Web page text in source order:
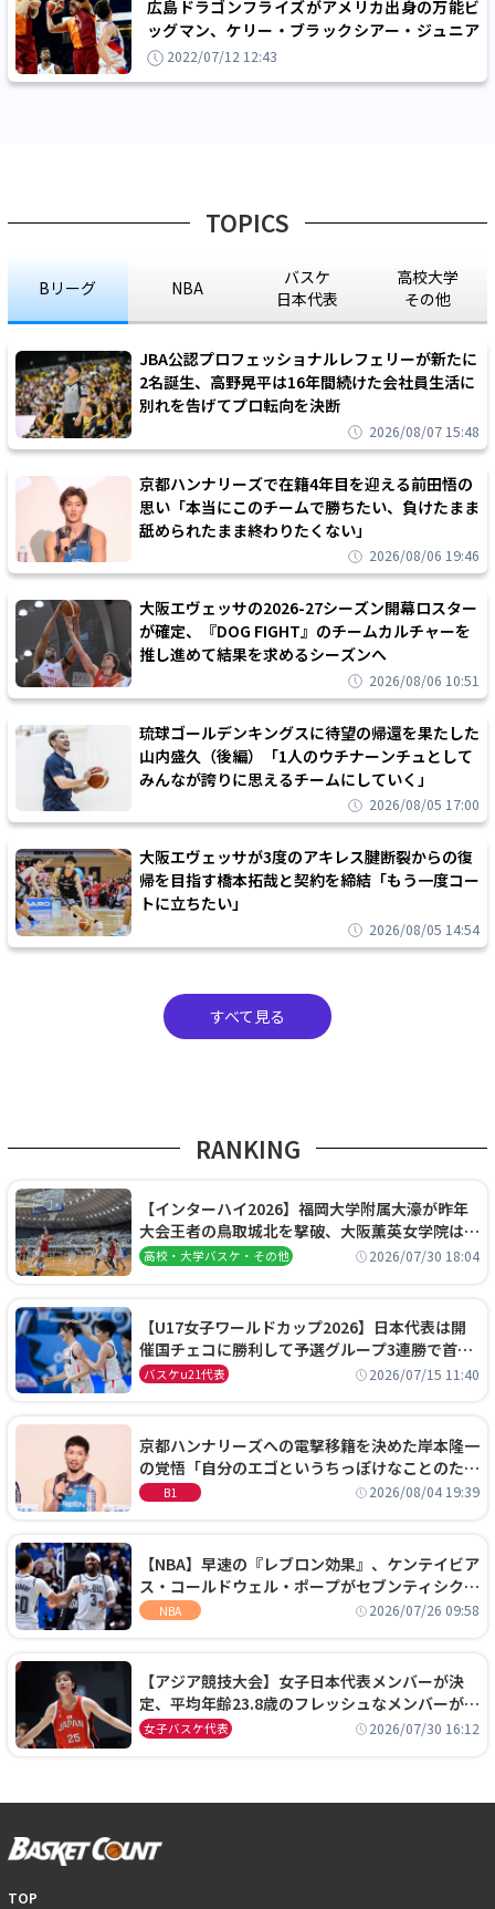
広島ドラゴンフライズがアメリカ出身の万能ビ
ッグマン、ケリー・ブラックシアー・ジュニア
を獲得2022/07/12 12:43
TOPICS
Bリーグ NBA
バスケ
日本代表
高校大学
その他
JBA公認プロフェッショナルレフェリーが新たに
2名誕生、高野晃平は16年間続けた会社員生活に
別れを告げてプロ転向を決断
2026/08/07 15:48
京都ハンナリーズで在籍4年目を迎える前田悟の
思い「本当にこのチームで勝ちたい、負けたまま
舐められたまま終わりたくない」
2026/08/06 19:46
大阪エヴェッサの2026-27シーズン開幕ロスター
が確定、『DOG FIGHT』のチームカルチャーを
推し進めて結果を求めるシーズンへ
2026/08/06 10:51
琉球ゴールデンキングスに待望の帰還を果たした
山内盛久（後編）「1人のウチナーンチュとして
みんなが誇りに思えるチームにしていく」
2026/08/05 17:00
大阪エヴェッサが3度のアキレス腱断裂からの復
帰を目指す橋本拓哉と契約を締結「もう一度コー
トに立ちたい」
2026/08/05 14:54
すべて見る
RANKING
【インターハイ2026】福岡大学附属大濠が昨年
大会王者の鳥取城北を撃破、大阪薫英女学院は岐
阜女子に完勝、大会3日目試合結果
高校・大学バスケ・その他 2026/07/30 18:04
【U17女子ワールドカップ2026】日本代表は開
催国チェコに勝利して予選グループ3連勝で首位
通過！準々決勝の相手はエジプトに決定
バスケu21代表 2026/07/15 11:40
京都ハンナリーズへの電撃移籍を決めた岸本隆一
の覚悟「自分のエゴというちっぽけなことのため
に、京都に来たわけではない」
B1 2026/08/04 19:39
【NBA】早速の『レブロン効果』、ケンテイビア
ス・コールドウェル・ポープがセブンティシクサ
ーズに1年契約で加入
NBA 2026/07/26 09:58
【アジア競技大会】女子日本代表メンバーが決
定、平均年齢23.8歳のフレッシュなメンバーが日
本開催の大舞台で頂点を狙う
女子バスケ代表 2026/07/30 16:12
TOP